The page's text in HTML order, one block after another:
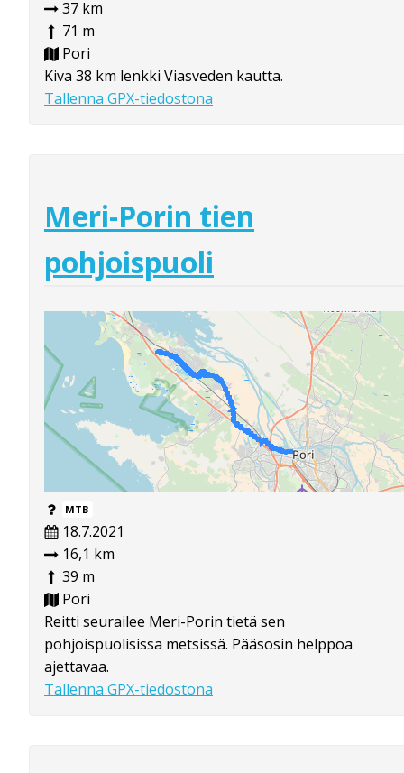
37 km
71 m
Pori
Kiva 38 km lenkki Viasveden kautta.
Tallenna GPX-tiedostona
Meri-Porin tien
pohjoispuoli
MTB
18.7.2021
16,1 km
39 m
Pori
Reitti seurailee Meri-Porin tietä sen
pohjoispuolisissa metsissä. Pääsosin helppoa
ajettavaa.
Tallenna GPX-tiedostona